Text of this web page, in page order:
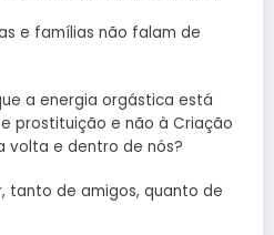
e famílias não falam de
a energia orgástica está
prostituição e não à Criação
volta e dentro de nós?
tanto de amigos, quanto de